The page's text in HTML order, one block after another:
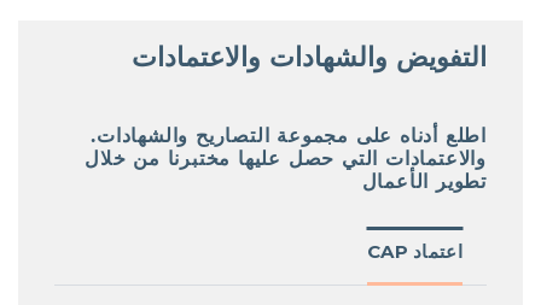
التفويض والشهادات والاعتمادات
.اطلع أدناه على مجموعة التصاريح والشهادات
والاعتمادات التي حصل عليها مختبرنا من خلال
تطوير الأعمال
CAP اعتماد